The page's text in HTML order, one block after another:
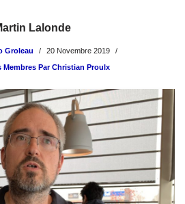
Lalonde
Groleau
20 Novembre 2019
Membres Par Christian Proulx